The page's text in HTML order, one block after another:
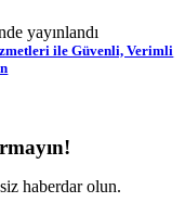
yayınlandı
ile Güvenli, Verimli
haberdar olun.